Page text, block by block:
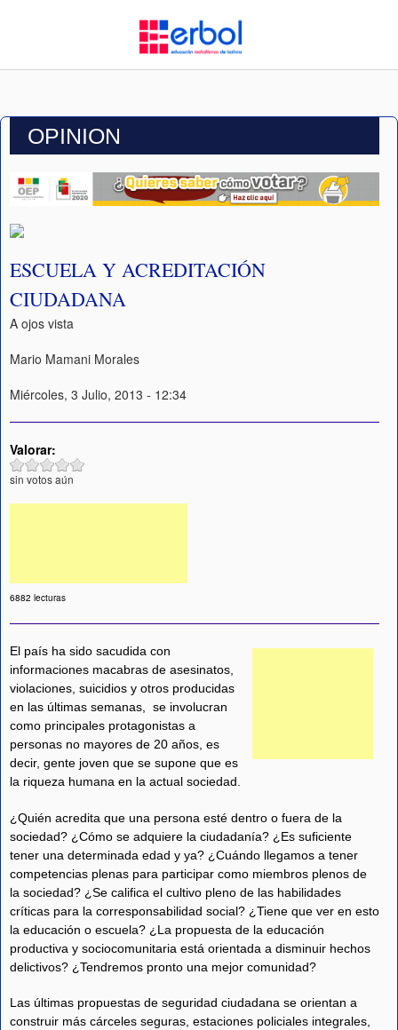
OPINION
ESCUELA Y ACREDITACIÓN
CIUDADANA
A ojos vista
Mario Mamani Morales
Miércoles, 3 Julio, 2013 - 12:34
Valorar:
sin votos aún
6882 lecturas
El país ha sido sacudida con
informaciones macabras de asesinatos,
violaciones, suicidios y otros producidas
en las últimas semanas, se involucran
como principales protagonistas a
personas no mayores de 20 años, es
decir, gente joven que se supone que es
la riqueza humana en la actual sociedad.
¿Quién acredita que una persona esté dentro o fuera de la
sociedad? ¿Cómo se adquiere la ciudadanía? ¿Es suficiente
tener una determinada edad y ya? ¿Cuándo llegamos a tener
competencias plenas para participar como miembros plenos de
la sociedad? ¿Se califica el cultivo pleno de las habilidades
críticas para la corresponsabilidad social? ¿Tiene que ver en esto
la educación o escuela? ¿La propuesta de la educación
productiva y sociocomunitaria está orientada a disminuir hechos
delictivos? ¿Tendremos pronto una mejor comunidad?
Las últimas propuestas de seguridad ciudadana se orientan a
construir más cárceles seguras, estaciones policiales integrales,